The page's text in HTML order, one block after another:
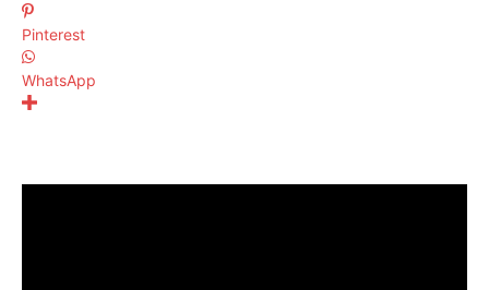
Pinterest
WhatsApp